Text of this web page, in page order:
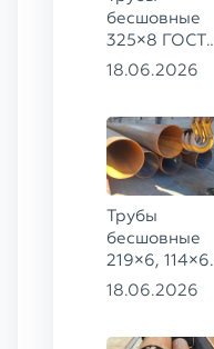
бесшовные
325×8 ГОСТ
8732-78, ст.
18.06.2026
Трубы
бесшовные
219×6, 114×6,
57×6 ГОСТ
18.06.2026